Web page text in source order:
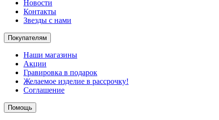
Новости
Контакты
Звезды с нами
Покупателям
Наши магазины
Акции
Гравировка в подарок
Желаемое изделие в рассрочку!
Соглашение
Помощь